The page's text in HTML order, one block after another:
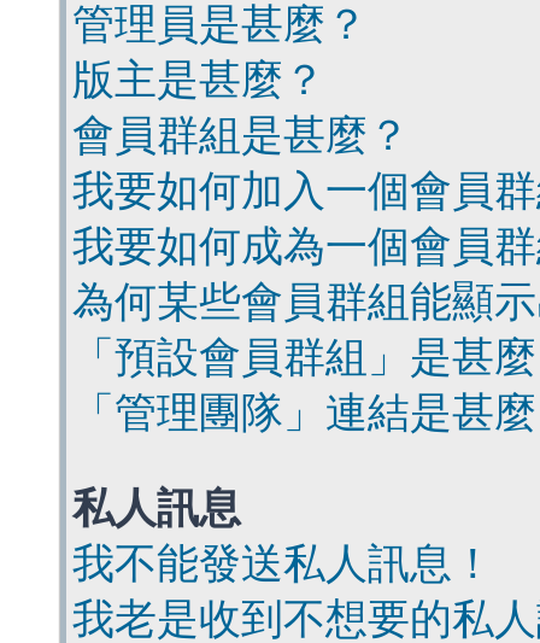
管理員是甚麼？
版主是甚麼？
會員群組是甚麼？
我要如何加入一個會員
我要如何成為一個會員
為何某些會員群組能顯
「預設會員群組」是甚
「管理團隊」連結是甚
私人訊息
我不能發送私人訊息！
我老是收到不想要的私